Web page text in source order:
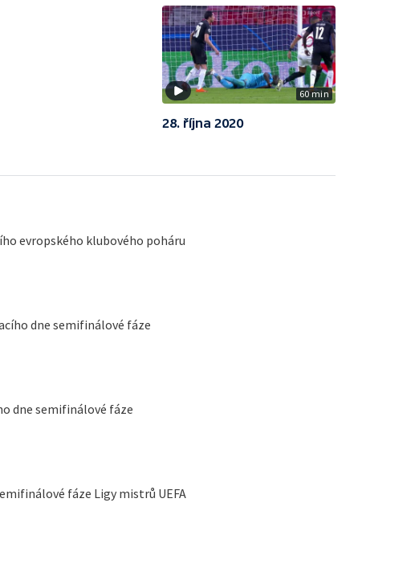
60 min
28. října 2020
evropského klubového poháru
dne semifinálové fáze
dne semifinálové fáze
fáze Ligy mistrů UEFA